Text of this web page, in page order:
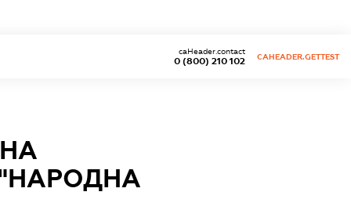
0 (800) 210 102
caHeader.contact
CAHEADER.GETTEST
"НАРОДНА